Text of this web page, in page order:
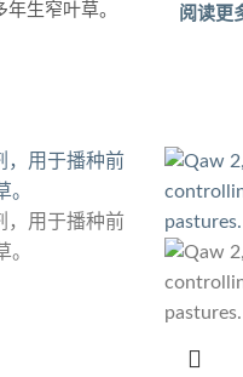
生窄叶草。
阅读更